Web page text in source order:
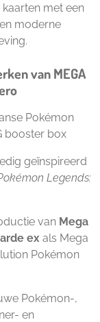
kaarten met een
moderne
van MEGA
Pokémon
booster box
geïnspireerd
Legends:
van Mega
ex als Mega
Pokémon
Pokémon-,
en